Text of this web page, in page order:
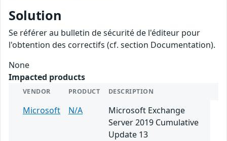
Solution
Se référer au bulletin de sécurité de l'éditeur pour
l'obtention des correctifs (cf. section Documentation).
None
Impacted products
VENDOR PRODUCT DESCRIPTION
Microsoft N/A
Microsoft Exchange
Server 2019 Cumulative
Update 13